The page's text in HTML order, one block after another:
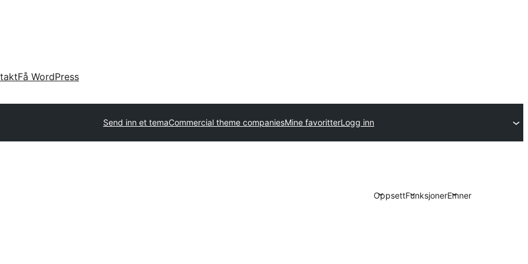
Få WordPress
Send inn et temaCommercial theme companiesMine favoritterLogg inn
OppsettFunksjonerEmner